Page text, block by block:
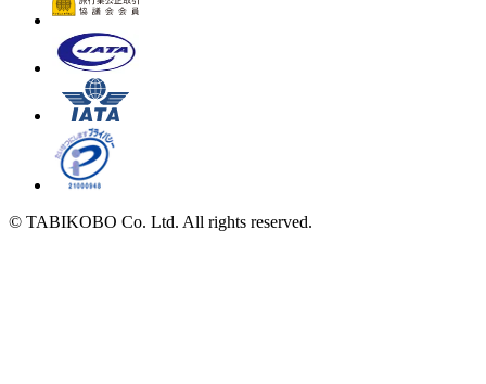
© TABIKOBO Co. Ltd. All rights reserved.